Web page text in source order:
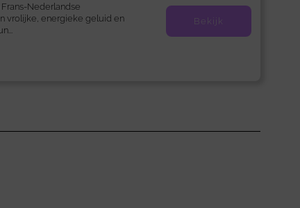
Frans-Nederlandse
vrolijke, energieke geluid en
Bekijk